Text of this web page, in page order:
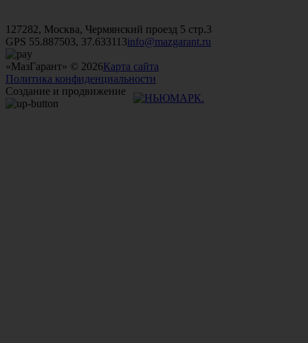
127282, Москва, Чермянский проезд 5 стр.3
GPS 55.887503, 37.633113info@mazgarant.ru
«МазГарант» © 2026Карта сайта
Политика конфиденциальности
Создание и продвижение